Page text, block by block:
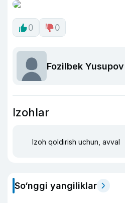
0 0
Fozilbek Yusupov
Izohlar
Izoh qoldirish uchun, avval
So‘nggi yangiliklar